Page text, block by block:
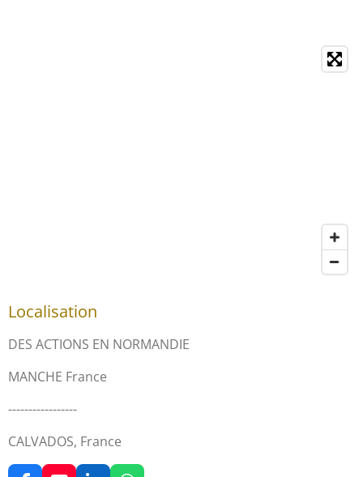
Localisation
DES ACTIONS EN NORMANDIE
MANCHE France
-----------------
CALVADOS, France